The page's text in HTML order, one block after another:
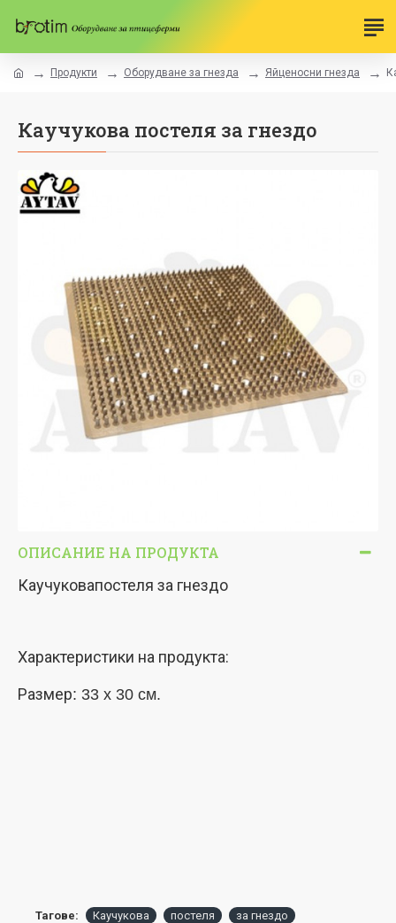
Продукти Оборудване за гнезда Яйценосни гнезда
Каучукова постеля за гнездо
ОПИСАНИЕ НА ПРОДУКТА
Каучуковапостеля за гнездо
Характеристики на продукта:
Размер: 33 x 30 cм.
Тагове: Каучукова постеля за гнездо